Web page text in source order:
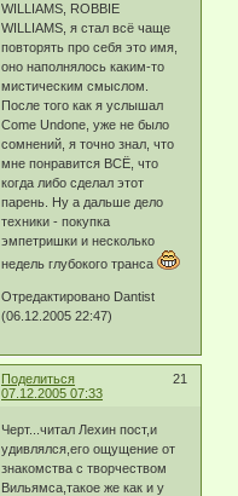
WILLIAMS, ROBBIE
WILLIAMS, я стал всё чаще
повторять про себя это имя,
оно наполнялось каким-то
мистическим смыслом.
После того как я услышал
Come Undone, уже не было
сомнений, я точно знал, что
мне понравится ВСЁ, что
когда либо сделал этот
парень. Ну а дальше дело
техники - покупка
эмпетришки и несколько
недель глубокого транса
Отредактировано Dantist
(06.12.2005 22:47)
Поделиться
21
07.12.2005 07:33
Черт...читал Лехин пост,и
удивлялся,его ощущение от
знакомства с творчеством
Вильямса,такое же как и у